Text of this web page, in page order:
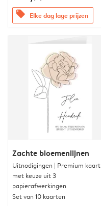
offers Elke dag lage prijzen
Zachte bloemenlijnen
Uitnodigingen | Premium kaart
met keuze uit 3
papierafwerkingen
Set van 10 kaarten